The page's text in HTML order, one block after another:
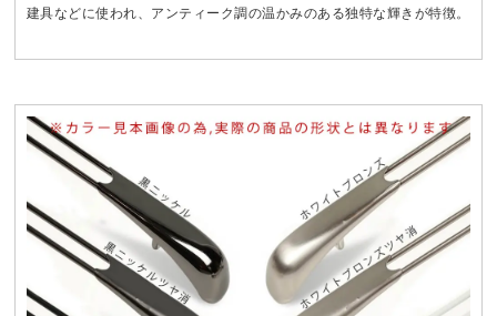
建具などに使われ、アンティーク調の温かみのある独特な輝きが特徴。